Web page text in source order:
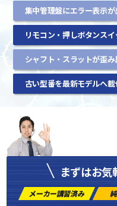
集中管理盤にエラー表示
リモコン・押しボタンス
シャフト・スラットが歪
古い型番を最新モデルへ
まずはお
メーカー講習済み